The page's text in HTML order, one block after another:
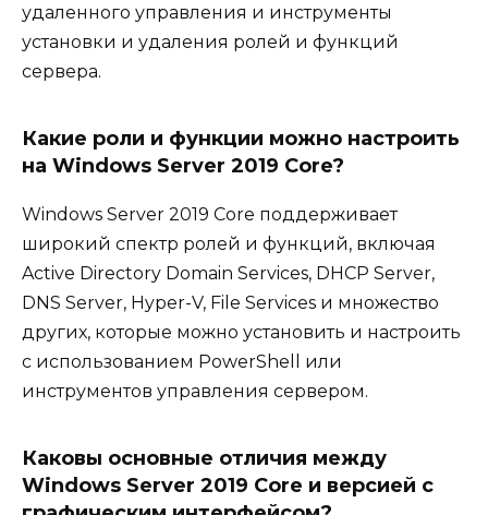
удаленного управления и инструменты
установки и удаления ролей и функций
сервера.
Какие роли и функции можно настроить
на Windows Server 2019 Core?
Windows Server 2019 Core поддерживает
широкий спектр ролей и функций, включая
Active Directory Domain Services, DHCP Server,
DNS Server, Hyper-V, File Services и множество
других, которые можно установить и настроить
с использованием PowerShell или
инструментов управления сервером.
Каковы основные отличия между
Windows Server 2019 Core и версией с